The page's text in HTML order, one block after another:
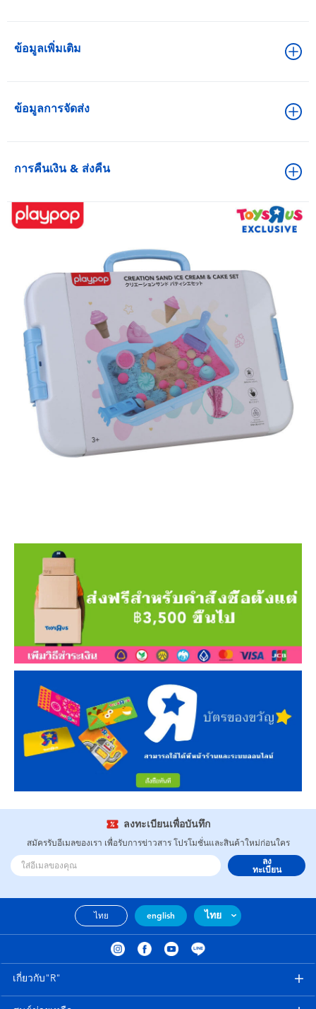
ข้อมูลเพิ่มเติม
ข้อมูลการจัดส่ง
การคืนเงิน & ส่งคืน
ลงทะเบียนเพื่อบันทึก
สมัครรับอีเมลของเรา เพื่อรับการข่าวสาร โปรโมชั่นและสินค้าใหม่ก่อนใคร
ลง
ทะเบียน
ไทย english ไทย
เกี่ยวกับ"R"